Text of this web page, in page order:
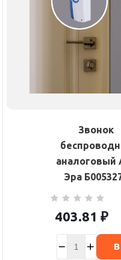
Звонок
аналоговый
Эра
403.81 ₽